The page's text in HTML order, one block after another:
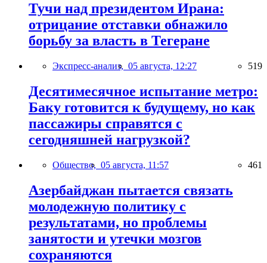
Тучи над президентом Ирана:
отрицание отставки обнажило
борьбу за власть в Тегеране
Экспресс-анализ, 05 августа, 12:27 519
Десятимесячное испытание метро:
Баку готовится к будущему, но как
пассажиры справятся с
сегодняшней нагрузкой?
Общество, 05 августа, 11:57 461
Азербайджан пытается связать
молодежную политику с
результатами, но проблемы
занятости и утечки мозгов
сохраняются